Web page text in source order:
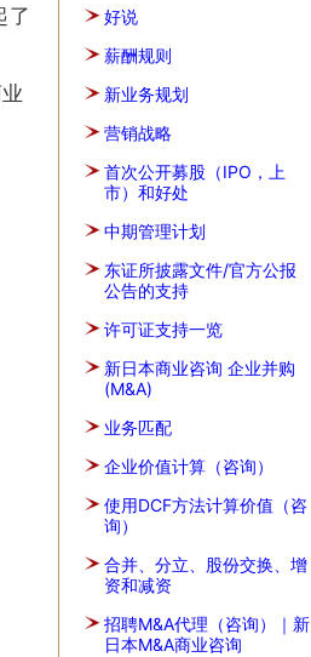
了
好说
薪酬规则
新业务规划
营销战略
首次公开募股（IPO，上
市）和好处
中期管理计划
东证所披露文件/官方公报
公告的支持
许可证支持一览
新日本商业咨询 企业并购
(M&A)
业务匹配
企业价值计算（咨询）
使用DCF方法计算价值（咨
询）
合并、分立、股份交换、增
资和减资
招聘M&A代理（咨询）｜新
日本M&A商业咨询